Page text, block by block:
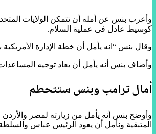
وأعرب بنس عن أمله أن تتمكن الولايات
كوسيط عادل فى عملية السلام.
وقال بنس “انه يأمل أن خطة الإدارة
وأضاف بنس أنه يأمل أن يعاد توجيه
أمال ترامب وبنس ستتحطم
وأوضح بنس أنه يأمل من زيارته لمصر
المتبقية ونأمل أن يعود الرئيس عباس